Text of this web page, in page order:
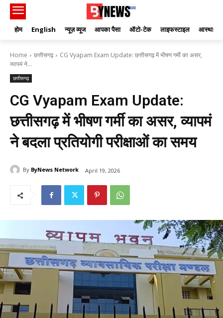
होम English न्यूज़ व्यूज आपका पैसा ऑटो-टेक लाइफस्टाइल आस्था
Home छत्तीसगढ़
CG Vyapam Exam Update: छत्तीसगढ़ में भीषण गर्मी का असर,
व्यापमं ने...
छत्तीसगढ़
CG Vyapam Exam Update:
छत्तीसगढ़ में भीषण गर्मी का असर, व्यापमं
ने बदला प्रतियोगी परीक्षाओं का समय
By ByNews Network April 19, 2026